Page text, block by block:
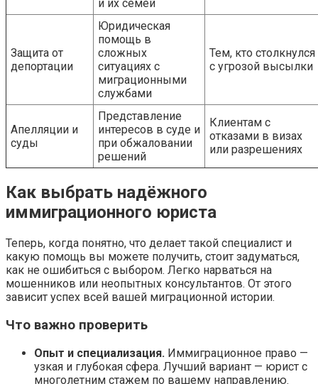
и их семей
Защита от
депортации
Юридическая
помощь в
сложных
ситуациях с
миграционными
службами
Тем, кто столкнулся
с угрозой высылки
Апелляции и
суды
Представление
интересов в суде и
при обжаловании
решений
Клиентам с
отказами в визах
или разрешениях
Как выбрать надёжного
иммиграционного юриста
Теперь, когда понятно, что делает такой специалист и
какую помощь вы можете получить, стоит задуматься,
как не ошибиться с выбором. Легко нарваться на
мошенников или неопытных консультантов. От этого
зависит успех всей вашей миграционной истории.
Что важно проверить
Опыт и специализация. Иммиграционное право —
узкая и глубокая сфера. Лучший вариант — юрист с
многолетним стажем по вашему направлению.